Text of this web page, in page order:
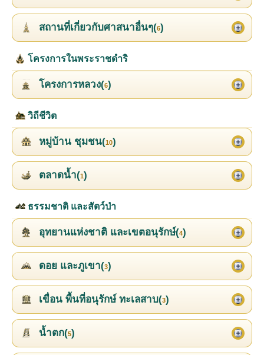
สถานที่เกี่ยวกับศาสนาอื่นๆ(6)
โครงการในพระราชดำริ
โครงการหลวง(6)
วิถีชีวิต
หมู่บ้าน ชุมชน(10)
ตลาดน้ำ(1)
ธรรมชาติ และสัตว์ป่า
อุทยานแห่งชาติ และเขตอนุรักษ์(4)
ดอย และภูเขา(3)
เขื่อน พื้นที่อนุรักษ์ ทะเลสาบ(3)
น้ำตก(5)